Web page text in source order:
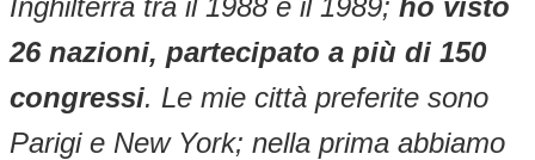
26 nazioni, partecipato a più di 150
congressi. Le mie città preferite sono
Parigi e New York; nella prima abbiamo